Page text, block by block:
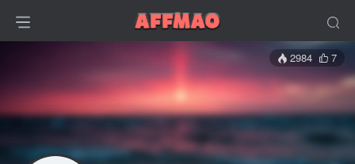
2984 7